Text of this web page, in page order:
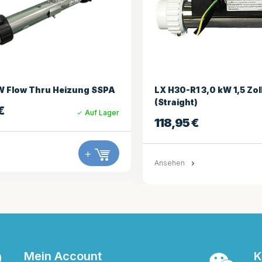
R1 3,0 kW 1,5 Zoll Heizung
+
AeWare IN.YJ
229,95
Mein Account